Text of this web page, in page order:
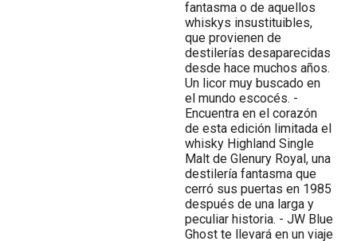
fantasma o de aquellos
whiskys insustituibles,
que provienen de
destilerías desaparecidas
desde hace muchos años.
Un licor muy buscado en
el mundo escocés. -
Encuentra en el corazón
de esta edición limitada el
whisky Highland Single
Malt de Glenury Royal, una
destilería fantasma que
cerró sus puertas en 1985
después de una larga y
peculiar historia. - JW Blue
Ghost te llevará en un viaje